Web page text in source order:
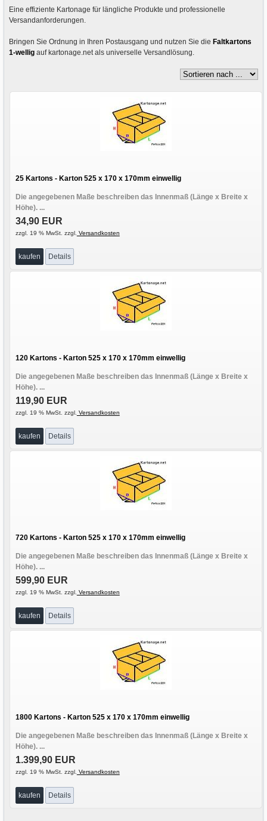
Eine effiziente Kartonage für längliche Produkte und professionelle
Versandanforderungen.
Bringen Sie Ordnung in Ihren Postausgang und nutzen Sie dieFaltkartons
1-wellig auf kartonage.net als universelle Versandlösung.
25 Kartons - Karton 525 x 170 x 170mm einwellig
Die angegebenen Maße beschreiben das Innenmaß (Länge x Breite x
Höhe). ...
34,90 EUR
zzgl. 19 % MwSt. zzgl. Versandkosten
kaufen Details
120 Kartons - Karton 525 x 170 x 170mm einwellig
Die angegebenen Maße beschreiben das Innenmaß (Länge x Breite x
Höhe). ...
119,90 EUR
zzgl. 19 % MwSt. zzgl. Versandkosten
kaufen Details
720 Kartons - Karton 525 x 170 x 170mm einwellig
Die angegebenen Maße beschreiben das Innenmaß (Länge x Breite x
Höhe). ...
599,90 EUR
zzgl. 19 % MwSt. zzgl. Versandkosten
kaufen Details
1800 Kartons - Karton 525 x 170 x 170mm einwellig
Die angegebenen Maße beschreiben das Innenmaß (Länge x Breite x
Höhe). ...
1.399,90 EUR
zzgl. 19 % MwSt. zzgl. Versandkosten
kaufen Details